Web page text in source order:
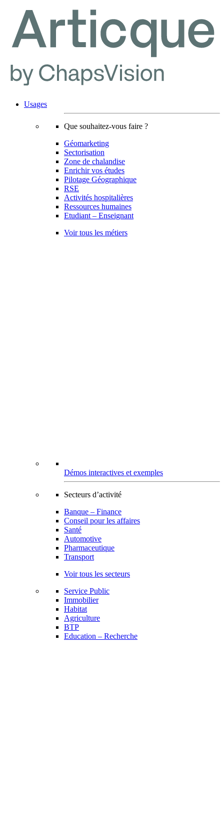
Usages
Que souhaitez-vous faire ?
Géomarketing
Sectorisation
Zone de chalandise
Enrichir vos études
Pilotage Géographique
RSE
Activités hospitalières
Ressources humaines
Etudiant – Enseignant
Voir tous les métiers
Démos interactives et exemples
Secteurs d’activité
Banque – Finance
Conseil pour les affaires
Santé
Automotive
Pharmaceutique
Transport
Voir tous les secteurs
Service Public
Immobilier
Habitat
Agriculture
BTP
Education – Recherche